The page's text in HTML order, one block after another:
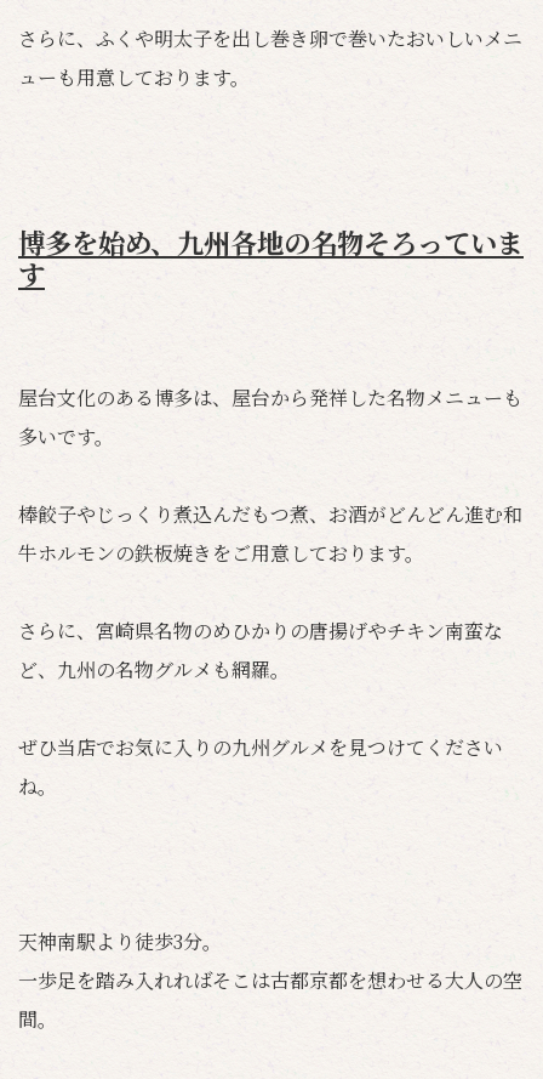
さらに、ふくや明太子を出し巻き卵で巻いたおいしいメニ
ューも用意しております。
博多を始め、九州各地の名物そろっていま
す
屋台文化のある博多は、屋台から発祥した名物メニューも
多いです。
棒餃子やじっくり煮込んだもつ煮、お酒がどんどん進む和
牛ホルモンの鉄板焼きをご用意しております。
さらに、宮崎県名物のめひかりの唐揚げやチキン南蛮な
ど、九州の名物グルメも網羅。
ぜひ当店でお気に入りの九州グルメを見つけてください
ね。
天神南駅より徒歩3分。
一歩足を踏み入れればそこは古都京都を想わせる大人の空
間。